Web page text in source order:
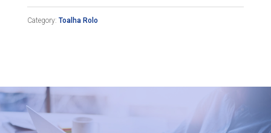
Category: Toalha Rolo